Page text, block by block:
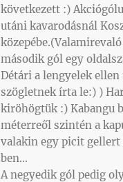
következett :)
utáni kavarodásnál
második gól egy
Détári a lengyelek
szögletnek írta le:) )
kiröhögtük :) Kabangu
méterreől szintén a
valakin egy picit
ben…
A negyedik gól pedig